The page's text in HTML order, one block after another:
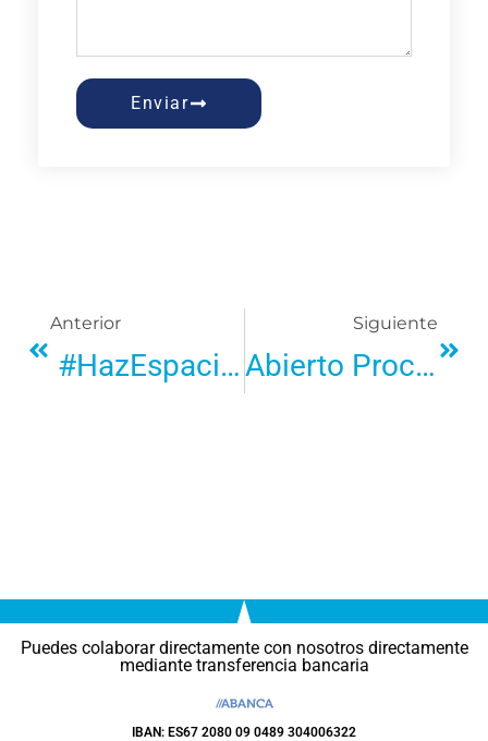
Enviar
Anterior
#HazEspacio# Al Síndrome De Asperger
Siguiente
Abierto Proceso De Selección En Autismo León.
Puedes colaborar directamente con nosotros directamente
mediante transferencia bancaria
IBAN: ES67 2080 09 0489 304006322